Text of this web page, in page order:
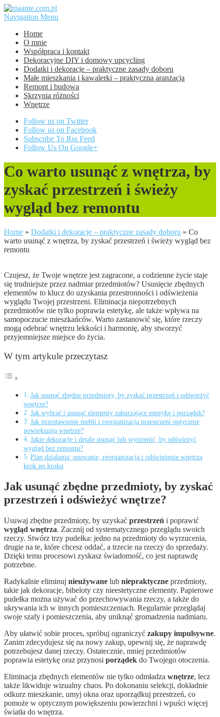
Navigation Menu
Home
O mnie
Współpraca i kontakt
Dekoracyjne DIY i domowy upcycling
Dodatki i dekoracje – praktyczne zasady doboru
Małe mieszkania i kawalerki – praktyczna aranżacja
Remont i budowa
Skrzynia różności
Wnętrze
Follow us on Twitter
Follow us on Facebook
Subscribe To Rss Feed
Follow Us On Google+
Co warto usunąć z wnętrza, by
zyskać przestrzeń i świeży
wygląd bez remontu
Home » Dodatki i dekoracje – praktyczne zasady doboru » Co
warto usunąć z wnętrza, by zyskać przestrzeń i świeży wygląd bez
remontu
Czujesz, że Twoje wnętrze jest zagracone, a codzienne życie staje
się trudniejsze przez nadmiar przedmiotów? Usunięcie zbędnych
elementów to klucz do uzyskania przestronności i odświeżenia
wyglądu Twojej przestrzeni. Eliminacja niepotrzebnych
przedmiotów nie tylko poprawia estetykę, ale także wpływa na
samopoczucie mieszkańców. Warto zastanowić się, które rzeczy
mogą odebrać wnętrzu lekkości i harmonię, aby stworzyć
przyjemniejsze miejsce do życia.
W tym artykule przeczytasz
Jak usunąć zbędne przedmioty, by zyskać przestrzeń i odświeżyć
wnętrze?
Jak wybrać i usunąć elementy zaburzające estetykę i porządek?
Jak przestawienie mebli i reorganizacja przestrzeni optycznie
powiększają wnętrze?
Jakie dekoracje i detale usunąć lub wymienić, by odświeżyć
wygląd bez remontu?
Plan działania: usuwanie, reorganizacja i odświeżenie wnętrza
krok po kroku
Jak usunąć zbędne przedmioty, by zyskać
przestrzeń i odświeżyć wnętrze?
Usuwaj zbędne przedmioty, by uzyskać przestrzeń i poprawić
wygląd wnętrza. Zacznij od systematycznego przeglądu swoich
rzeczy. Stwórz trzy pudełka: jedno na przedmioty do wyrzucenia,
drugie na te, które chcesz oddać, a trzecie na rzeczy do sprzedaży.
Dzięki temu procesowi zyskasz świadomość, co jest naprawdę
potrzebne.
Radykalnie eliminuj nieużywane lub niepraktyczne przedmioty,
takie jak dekoracje, bibeloty czy nieestetyczne elementy. Papierowe
pudełka można używać do przechowywania rzeczy, a także do
ukrywania ich w innych pomieszczeniach. Regularnie przeglądaj
swoje szafy i pomieszczenia, aby uniknąć gromadzenia nadmiaru.
Aby ułatwić sobie proces, spróbuj ograniczyć zakupy impulsywne.
Zanim zdecydujesz się na nowy zakup, upewnij się, że naprawdę
potrzebujesz danej rzeczy. Ostatecznie, mniej przedmiotów
poprawia estetykę oraz przynosi porządek do Twojego otoczenia.
Eliminacja zbędnych elementów nie tylko odmładza wnętrze, lecz
także likwiduje wizualny chaos. Po dokonaniu selekcji, dokładnie
odkurz mieszkanie, umyj okna oraz uporządkuj przestrzeń, co
pomoże w optycznym powiększeniu powierzchni i wpuści więcej
światła do wnętrza.